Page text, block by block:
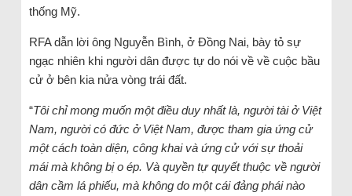
thống Mỹ.
RFA dẫn lời ông Nguyễn Bình, ở Đồng Nai, bày tỏ sự
ngạc nhiên khi người dân được tự do nói về về cuộc bầu
cử ở bên kia nửa vòng trái đất.
“Tôi chỉ mong muốn một điều duy nhất là, người tài ở Việt
Nam, người có đức ở Việt Nam, được tham gia ứng cử
một cách toàn diện, công khai và ứng cử với sự thoải
mái mà không bị o ép. Và quyền tự quyết thuộc về người
dân cầm lá phiếu, mà không do một cái đảng phái nào